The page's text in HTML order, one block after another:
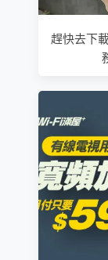
趕快去下